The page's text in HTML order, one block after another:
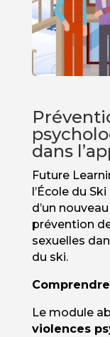
dans
Future
l’École du
d’un
prévention
sexuelles
du ski.
Le module
violences